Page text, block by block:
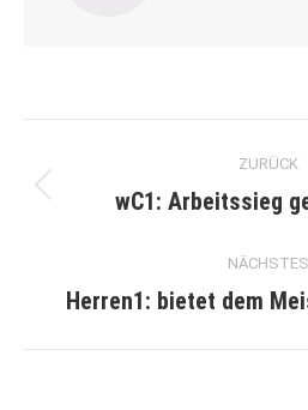
ZURÜCK
wC1: Arbeitssieg
NÄCHSTES
Herren1: bietet dem